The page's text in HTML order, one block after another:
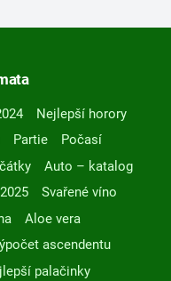
Nejlepší horory
Partie
Počasí
Auto – katalog
Svařené víno
Aloe vera
ascendentu
palačinky